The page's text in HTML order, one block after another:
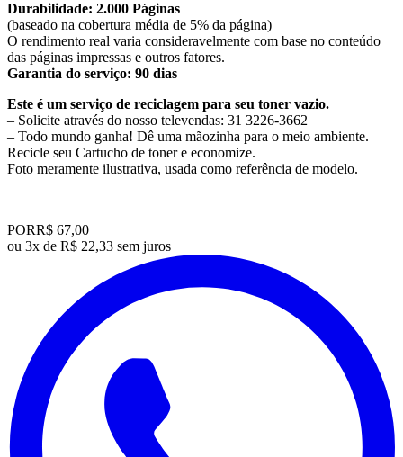
Durabilidade: 2.000 Páginas
(baseado na cobertura média de 5% da página)
O rendimento real varia consideravelmente com base no conteúdo
das páginas impressas e outros fatores.
Garantia do serviço: 90 dias
Este é um serviço de reciclagem para seu toner vazio.
– Solicite através do nosso televendas: 31 3226-3662
– Todo mundo ganha! Dê uma mãozinha para o meio ambiente.
Recicle seu Cartucho de toner e economize.
Foto meramente ilustrativa, usada como referência de modelo.
PORR$ 67,00
ou 3x de R$ 22,33 sem juros